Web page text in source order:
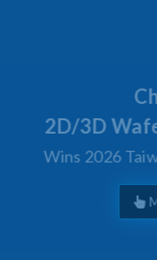
Behind